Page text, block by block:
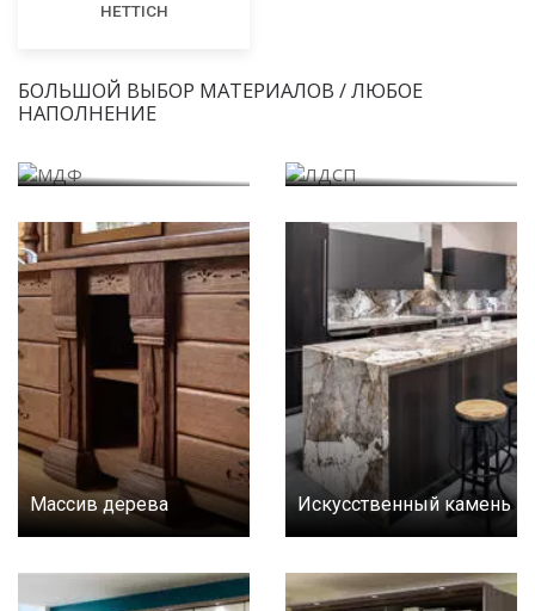
HETTICH
БОЛЬШОЙ ВЫБОР МАТЕРИАЛОВ / ЛЮБОЕ
НАПОЛНЕНИЕ
Массив дерева Искусственный камень